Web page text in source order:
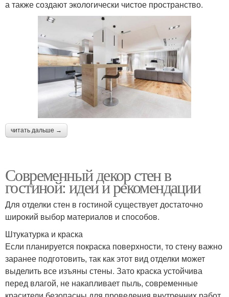
а также создают экологически чистое пространство.
читать дальше →
Современный декор стен в
гостиной: идеи и рекомендации
Для отделки стен в гостиной существует достаточно
широкий выбор материалов и способов.
Штукатурка и краска
Если планируется покраска поверхности, то стену важно
заранее подготовить, так как этот вид отделки может
выделить все изъяны стены. Зато краска устойчива
перед влагой, не накапливает пыль, современные